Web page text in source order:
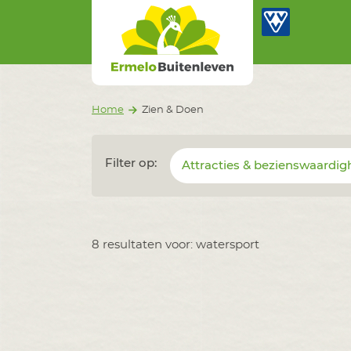
Home Zien & Doen
Filter op: Attracties &
8 resultaten voor: watersport